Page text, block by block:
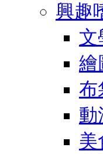
興趣
文
繪
布
動
美